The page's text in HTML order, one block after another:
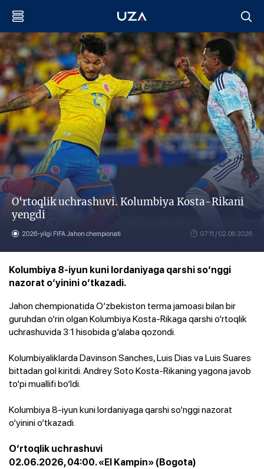
O‘rtoqlik uchrashuvi. Kolumbiya Kosta-Rikani
yengdi
2026-yilgi FIFA Jahon chempionati 07:11 / 02.06.2026
Kolumbiya 8-iyun kuni Iordaniyaga qarshi so‘nggi
nazorat o‘yinini o‘tkazadi.
Jahon chempionatida O‘zbekiston terma jamoasi bilan bir
guruhdan o‘rin olgan Kolumbiya Kosta-Rikaga qarshi o‘rtoqlik
uchrashuvida 3:1 hisobida g‘alaba qozondi.
Kolumbiyaliklarda Davinson Sanches, Luis Dias va Luis Suares
bittadan gol kiritdi. Andrey Soto Kosta-Rikaning yagona javob
to‘pi muallifi bo‘ldi.
Kolumbiya 8-iyun kuni Iordaniyaga qarshi so‘nggi nazorat
o‘yinini o‘tkazadi.
O‘rtoqlik uchrashuvi
02.06.2026, 04:00. «El Kampin» (Bogota)